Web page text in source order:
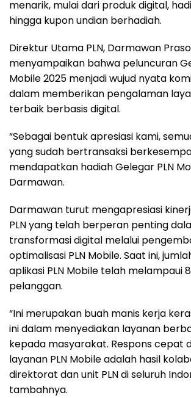
menarik, mulai dari produk digital,
hingga kupon undian berhadiah.
Direktur Utama PLN, Darmawan
menyampaikan bahwa peluncuran
Mobile 2025 menjadi wujud nyata
dalam memberikan pengalaman
terbaik berbasis digital.
“Sebagai bentuk apresiasi kami,
yang sudah bertransaksi
mendapatkan hadiah Gelegar PLN
Darmawan.
Darmawan turut mengapresiasi
PLN yang telah berperan penting
transformasi digital melalui
optimalisasi PLN Mobile. Saat ini,
aplikasi PLN Mobile telah melampaui
pelanggan.
“Ini merupakan buah manis kerja
ini dalam menyediakan layanan
kepada masyarakat. Respons cepat
layanan PLN Mobile adalah hasil
direktorat dan unit PLN di seluruh
tambahnya.